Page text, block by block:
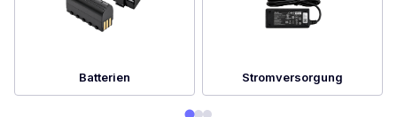
Batterien Stromversorgung